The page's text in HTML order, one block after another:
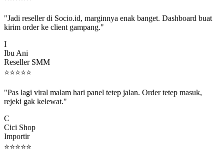
kirim order ke client gampang."
Ibu Ani
Reseller SMM
⭐⭐⭐⭐⭐
rejeki gak kelewat."
Cici Shop
Importir
⭐⭐⭐⭐⭐